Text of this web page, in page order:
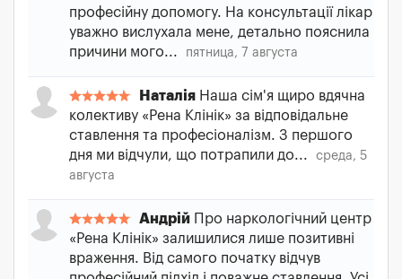
професійну допомогу. На консультації лікар
уважно вислухала мене, детально пояснила
причини мого...
пятница, 7 августа
Наталія Наша сім'я щиро вдячна
колективу «Рена Клінік» за відповідальне
ставлення та професіоналізм. З першого
дня ми відчули, що потрапили до...
среда, 5
августа
Андрій Про наркологічний центр
«Рена Клінік» залишилися лише позитивні
враження. Від самого початку відчув